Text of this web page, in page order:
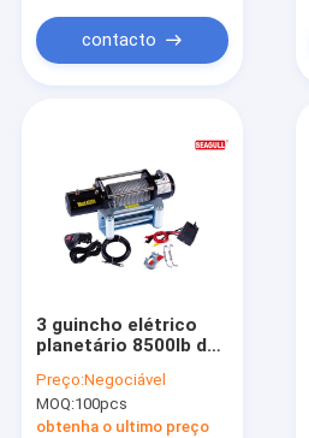
contacto
3 guincho elétrico
planetário 8500lb da
construir com o
motor 4.0KW/5.5HP
Preço:Negociável
MOQ:100pcs
obtenha o ultimo preço